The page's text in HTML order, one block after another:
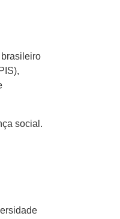
social.